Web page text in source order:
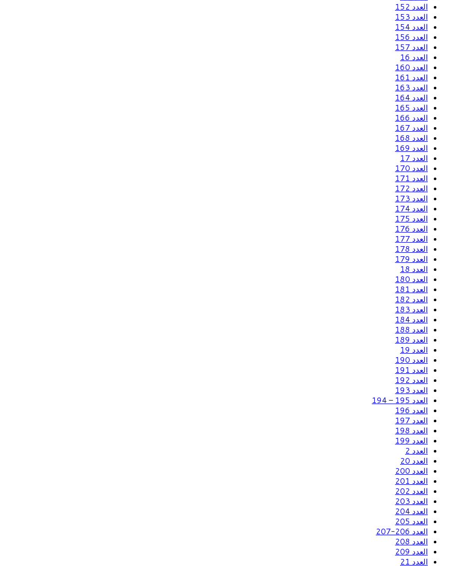
العدد 152
العدد 153
العدد 154
العدد 156
العدد 157
العدد 16
العدد 160
العدد 161
العدد 163
العدد 164
العدد 165
العدد 166
العدد 167
العدد 168
العدد 169
العدد 17
العدد 170
العدد 171
العدد 172
العدد 173
العدد 174
العدد 175
العدد 176
العدد 177
العدد 178
العدد 179
العدد 18
العدد 180
العدد 181
العدد 182
العدد 183
العدد 184
العدد 188
العدد 189
العدد 19
العدد 190
العدد 191
العدد 192
العدد 193
العدد 195 – 194
العدد 196
العدد 197
العدد 198
العدد 199
العدد 2
العدد 20
العدد 200
العدد 201
العدد 202
العدد 203
العدد 204
العدد 205
العدد 206-207
العدد 208
العدد 209
العدد 21